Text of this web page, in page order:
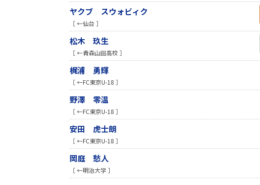
ヤクブ スウォビィク
［ ←仙台 ］
松木 玖生
［ ←青森山田高校 ］
梶浦 勇輝
［ ←FC東京U-18 ］
野澤 零温
［ ←FC東京U-18 ］
安田 虎士朗
［ ←FC東京U-18 ］
岡庭 愁人
［ ←明治大学 ］